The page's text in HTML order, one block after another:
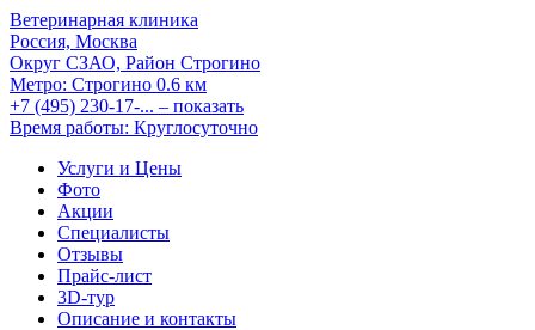
Ветеринарная клиника
Россия, Москва
Округ СЗАО, Район Строгино
Метро: Строгино 0.6 км
+7 (495) 230-17-... – показать
Время работы: Круглосуточно
Услуги и Цены
Фото
Акции
Специалисты
Отзывы
Прайс-лист
3D-тур
Описание и контакты